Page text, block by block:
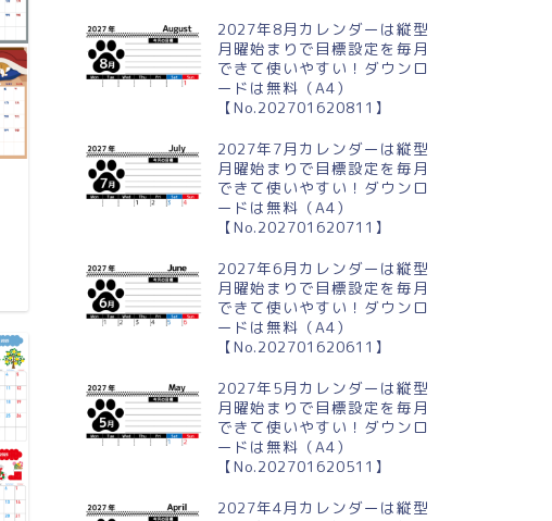
2027年8月カレンダーは縦型
月曜始まりで目標設定を毎月
できて使いやすい！ダウンロ
ードは無料（A4）
【No.202701620811】
2027年7月カレンダーは縦型
月曜始まりで目標設定を毎月
できて使いやすい！ダウンロ
ードは無料（A4）
【No.202701620711】
2027年6月カレンダーは縦型
月曜始まりで目標設定を毎月
できて使いやすい！ダウンロ
ードは無料（A4）
【No.202701620611】
2027年5月カレンダーは縦型
月曜始まりで目標設定を毎月
できて使いやすい！ダウンロ
ードは無料（A4）
【No.202701620511】
2027年4月カレンダーは縦型